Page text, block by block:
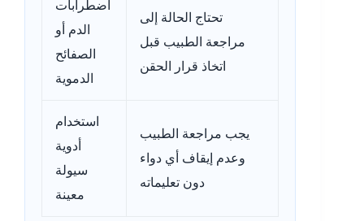
اضطرابات
الدم أو
الصفائح
الدموية
تحتاج الحالة إلى
مراجعة الطبيب قبل
اتخاذ قرار الحقن
استخدام
أدوية
سيولة
معينة
يجب مراجعة الطبيب
وعدم إيقاف أي دواء
دون تعليماته